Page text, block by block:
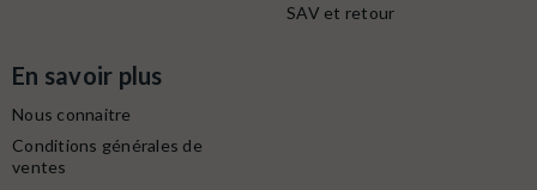
SAV et retour
En savoir plus
Nous connaitre
Conditions générales de
ventes